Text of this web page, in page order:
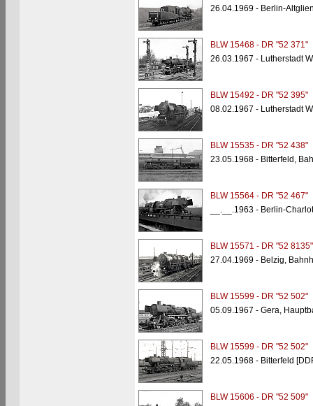
26.04.1969 - Berlin-
BLW 15468 - DR "52 371"
26.03.1967 - Lutherstadt
BLW 15492 - DR "52 395"
08.02.1967 - Lutherstadt
BLW 15535 - DR "52 438"
23.05.1968 - Bitterfeld,
BLW 15564 - DR "52 467"
__.__.1963 - Berlin-
BLW 15571 - DR "52 8135"
27.04.1969 - Belzig,
BLW 15599 - DR "52 502"
05.09.1967 - Gera,
BLW 15599 - DR "52 502"
22.05.1968 - Bitterfeld
BLW 15606 - DR "52 509"